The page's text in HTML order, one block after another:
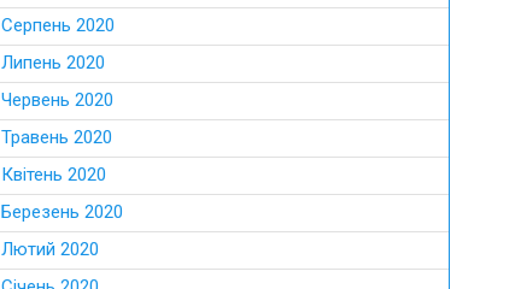
Серпень 2020
Липень 2020
Червень 2020
Травень 2020
Квітень 2020
Березень 2020
Лютий 2020